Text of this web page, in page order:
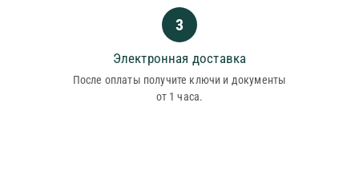
3
Электронная доставка
После оплаты получите ключи и документы
от 1 часа.